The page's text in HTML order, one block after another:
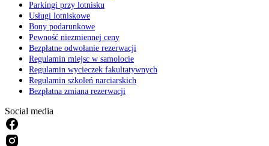
Parkingi przy lotnisku
Usługi lotniskowe
Bony podarunkowe
Pewność niezmiennej ceny
Bezpłatne odwołanie rezerwacji
Regulamin miejsc w samolocie
Regulamin wycieczek fakultatywnych
Regulamin szkoleń narciarskich
Bezpłatna zmiana rezerwacji
Social media